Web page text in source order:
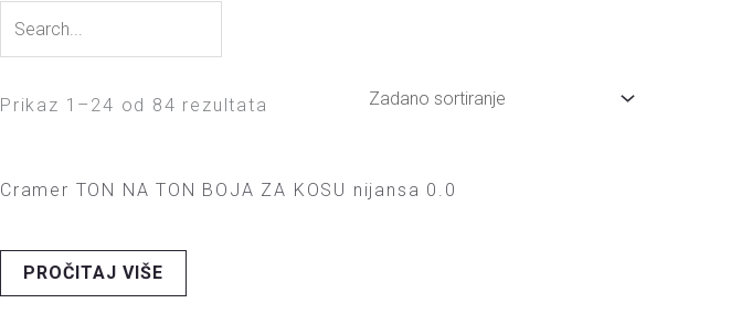
Prikaz 1–24 od 84 rezultata
Cramer TON NA TON BOJA ZA KOSU nijansa 0.0
PROČITAJ VIŠE